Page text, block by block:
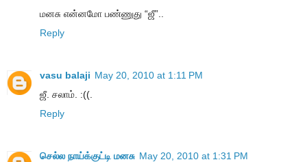
மனசு என்னமோ பண்ணுது “ஜீ”..
Reply
vasu balaji May 20, 2010 at 1:11 PM
ஜீ. சலாம். :((.
Reply
செல்ல நாய்க்குட்டி மனசு May 20, 2010 at 1:31 PM